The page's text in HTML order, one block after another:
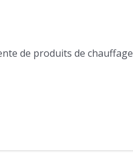
de produits de chauffage